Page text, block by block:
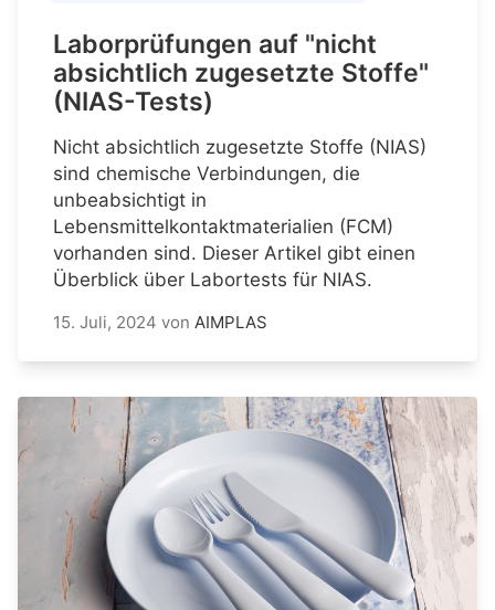
Laborprüfungen auf "nicht
absichtlich zugesetzte Stoffe"
(NIAS-Tests)
Nicht absichtlich zugesetzte Stoffe (NIAS)
sind chemische Verbindungen, die
unbeabsichtigt in
Lebensmittelkontaktmaterialien (FCM)
vorhanden sind. Dieser Artikel gibt einen
Überblick über Labortests für NIAS.
15. Juli, 2024 von AIMPLAS